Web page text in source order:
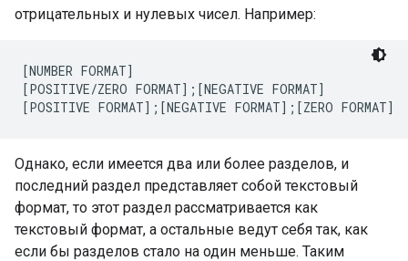
отрицательных и нулевых чисел. Например:
[NUMBER FORMAT]
[POSITIVE/ZERO FORMAT];[NEGATIVE FORMAT]
[POSITIVE FORMAT];[NEGATIVE FORMAT];[ZERO FORMAT]
Однако, если имеется два или более разделов, и
последний раздел представляет собой текстовый
формат, то этот раздел рассматривается как
текстовый формат, а остальные ведут себя так, как
если бы разделов стало на один меньше. Таким